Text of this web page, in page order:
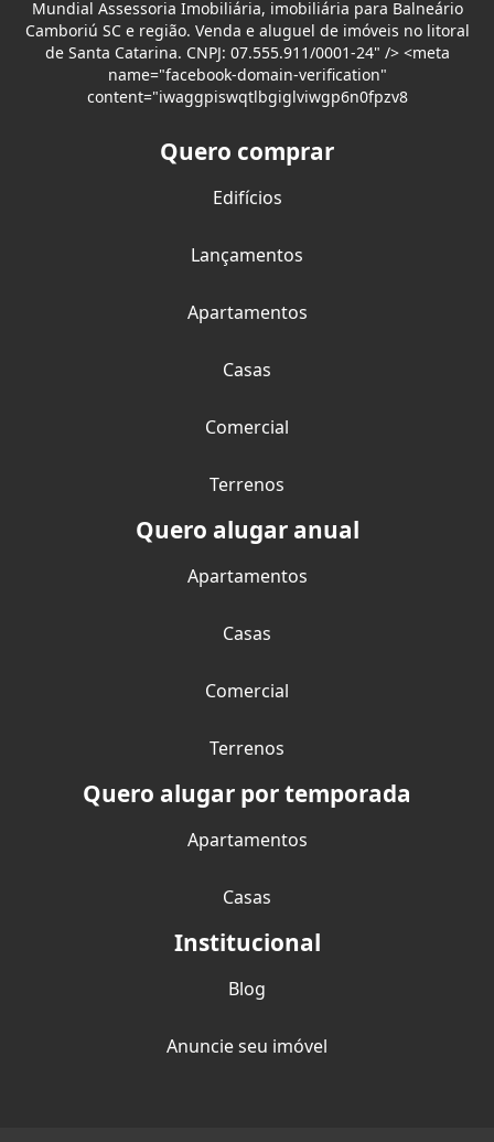
Mundial Assessoria Imobiliária, imobiliária para Balneário
Camboriú SC e região. Venda e aluguel de imóveis no litoral
de Santa Catarina. CNPJ: 07.555.911/0001-24" /> <meta
name="facebook-domain-verification"
content="iwaggpiswqtlbgiglviwgp6n0fpzv8
Quero comprar
Edifícios
Lançamentos
Apartamentos
Casas
Comercial
Terrenos
Quero alugar anual
Apartamentos
Casas
Comercial
Terrenos
Quero alugar por temporada
Apartamentos
Casas
Institucional
Blog
Anuncie seu imóvel